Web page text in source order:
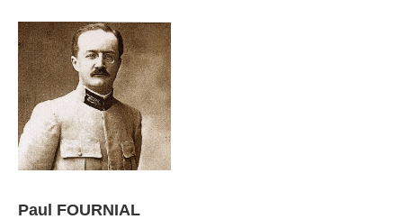
Paul FOURNIAL